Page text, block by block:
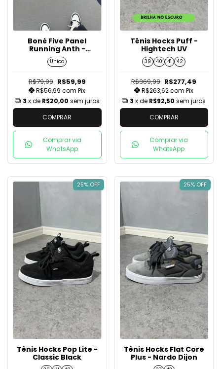
Boné Five Panel
Running Anth -
Bege/Verde/Cinza
Unico
R$79,99 R$59,99
R$56,99com Pix
3 x de R$20,00 sem juros
COMPRAR
Comprar via
WhatsApp
Tênis Hocks Puff -
Hightech UV
39 40 41 42
R$369,99 R$277,49
R$263,62com Pix
3 x de R$92,50 sem juros
COMPRAR
Comprar via
WhatsApp
25% OFF
Tênis Hocks Pop Lite -
Classic Black
25% OFF
Tênis Hocks Flat Core
Plus - Nardo Dijon